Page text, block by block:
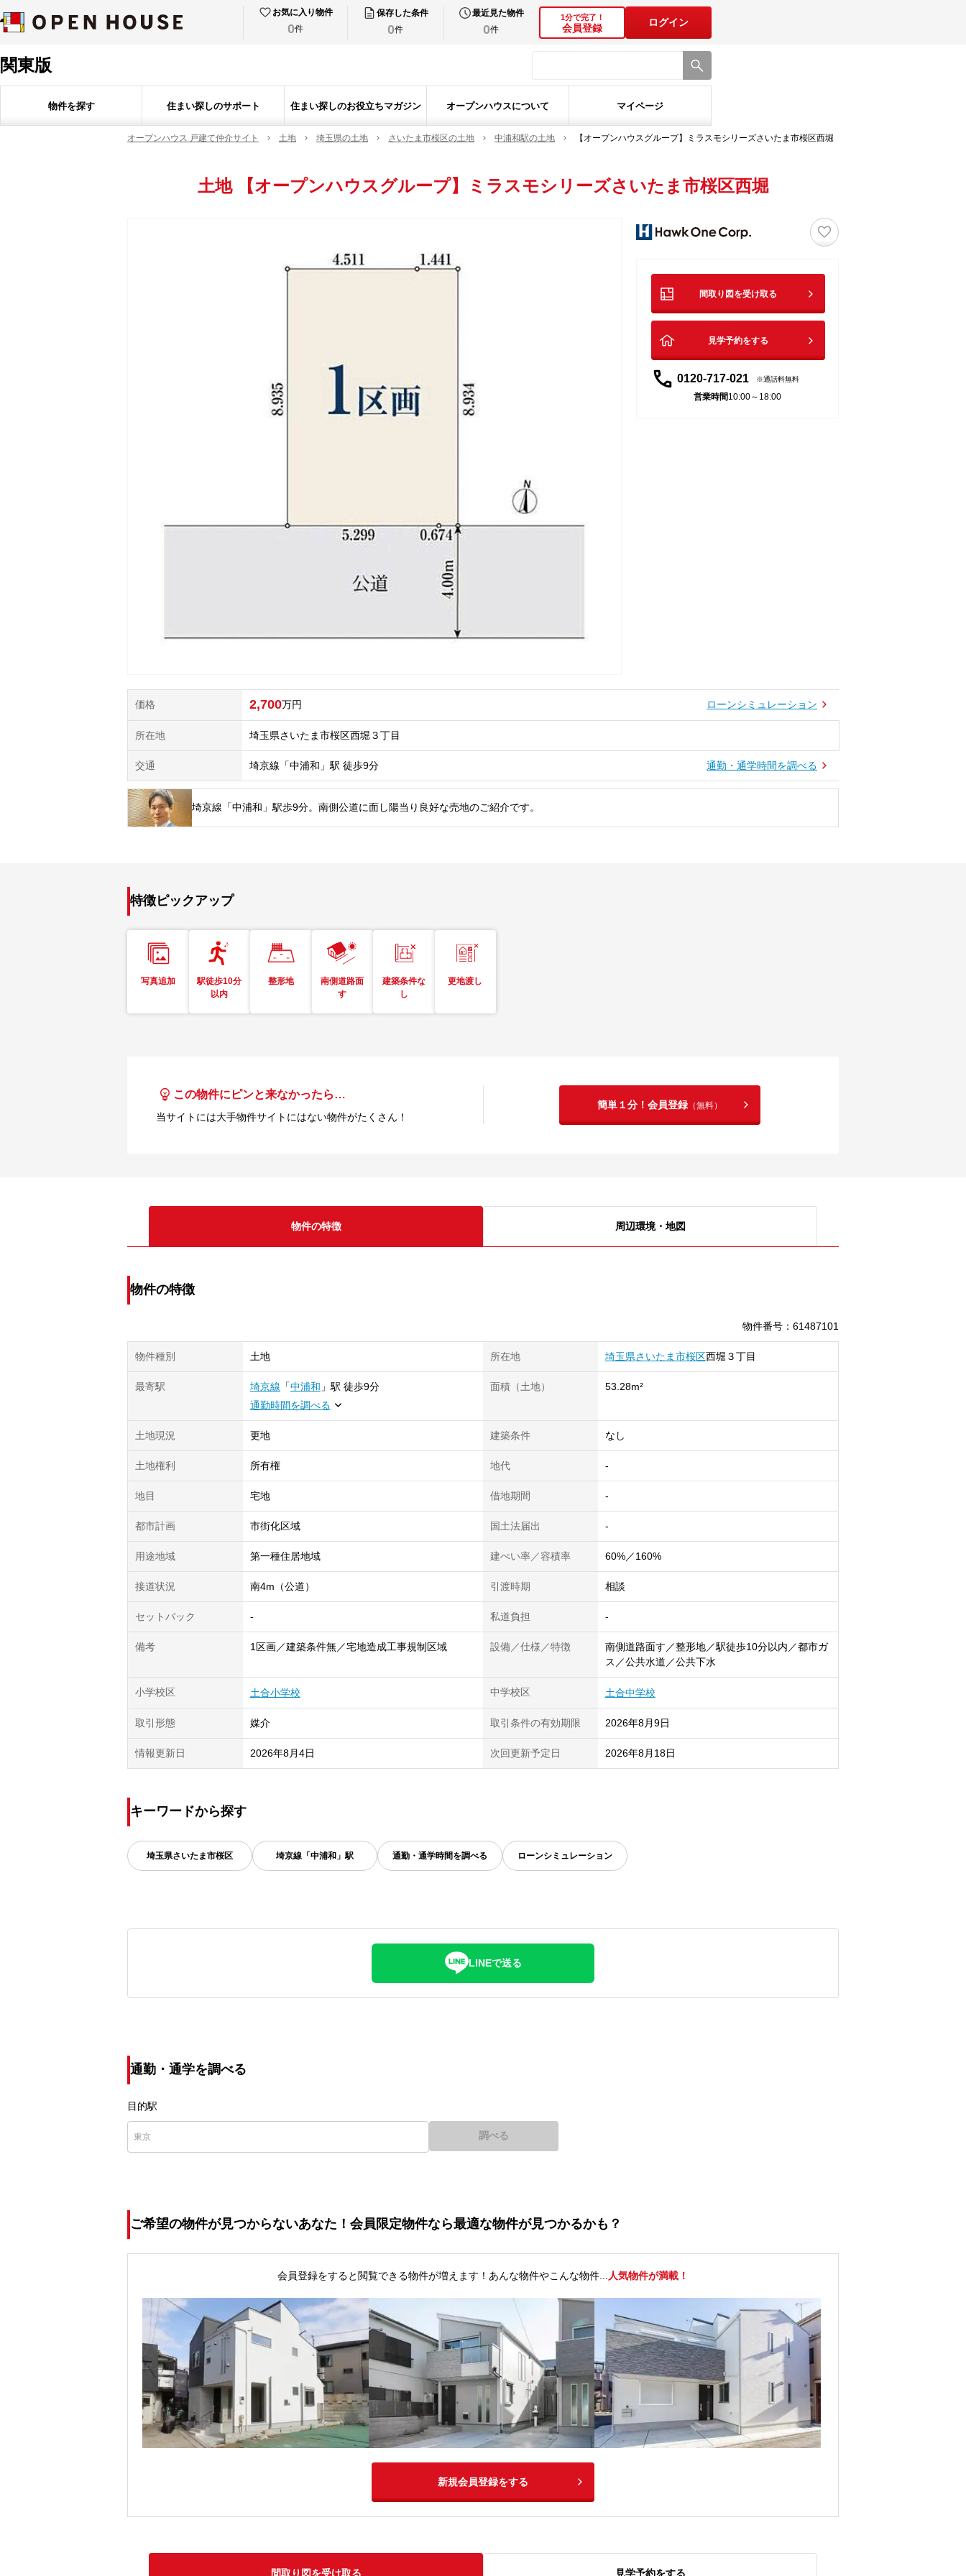
お気に入り物件
0件
保存した条件
0件
最近見た物件
0件
1分で完了！
会員登録
ログイン
関東版
物件を探す 住まい探しのサポート 住まい探しのお役立ちマガジン オープンハウスについて マイページ
オープンハウス 戸建て仲介サイト 土地 埼玉県の土地 さいたま市桜区の土地 中浦和駅の土地 【オープンハウスグループ】ミラスモシリーズさいたま市桜区西堀
土地 【オープンハウスグループ】ミラスモシリーズさいたま市桜区西堀
♡
間取り図を受け取る
見学予約をする
0120-717-021 通話料無料
営業時間10:00～18:00
価格 2,700万円 ローンシミュレーション
所在地 埼玉県さいたま市桜区西堀３丁目
交通 埼京線「中浦和」駅 徒歩9分 通勤・通学時間を調べる
埼京線「中浦和」駅歩9分。南側公道に面し陽当り良好な売地のご紹介です。
特徴ピックアップ
写真追加
駅徒歩10分
以内
整形地
南側道路面
す
建築条件な
し
更地渡し
この物件にピンと来なかったら…
当サイトには大手物件サイトにはない物件がたくさん！
簡単１分！会員登録 （無料）
物件の特徴 周辺環境・地図
物件の特徴
物件番号 ： 61487101
物件種別 土地 所在地 埼玉県さいたま市桜区西堀 ３丁目
最寄駅 埼京線 「中浦和 」 駅 徒歩9分
通勤時間を調べる
面積（土地） 53.28m²
土地現況 更地 建築条件 なし
土地権利 所有権 地代 -
地目 宅地 借地期間 -
都市計画 市街化区域 国土法届出 -
用途地域 第一種住居地域 建ぺい率／容積率 60%／160%
接道状況 南4m（公道） 引渡時期 相談
セットバック - 私道負担 -
備考 1区画／建築条件無／宅地造成工事規制区域 設備／仕様／特徴
南側道路面す／整形地／駅徒歩10分以内／都市ガ
ス／公共水道／公共下水
小学校区 土合小学校 中学校区 土合中学校
取引形態 媒介 取引条件の有効期限 2026年8月9日
情報更新日 2026年8月4日 次回更新予定日 2026年8月18日
キーワードから探す
埼玉県さいたま市桜区 埼京線「中浦和」駅 通勤・通学時間を調べる ローンシミュレーション
LINEで送る
通勤・通学を調べる
目的駅
調べる
ご希望の物件が見つからないあなた！会員限定物件なら最適な物件が見つかるかも？
会員登録をすると閲覧できる物件が増えます！あんな物件やこんな物件... 人気物件が満載！
新規会員登録をする
間取り図を受け取る 見学予約をする